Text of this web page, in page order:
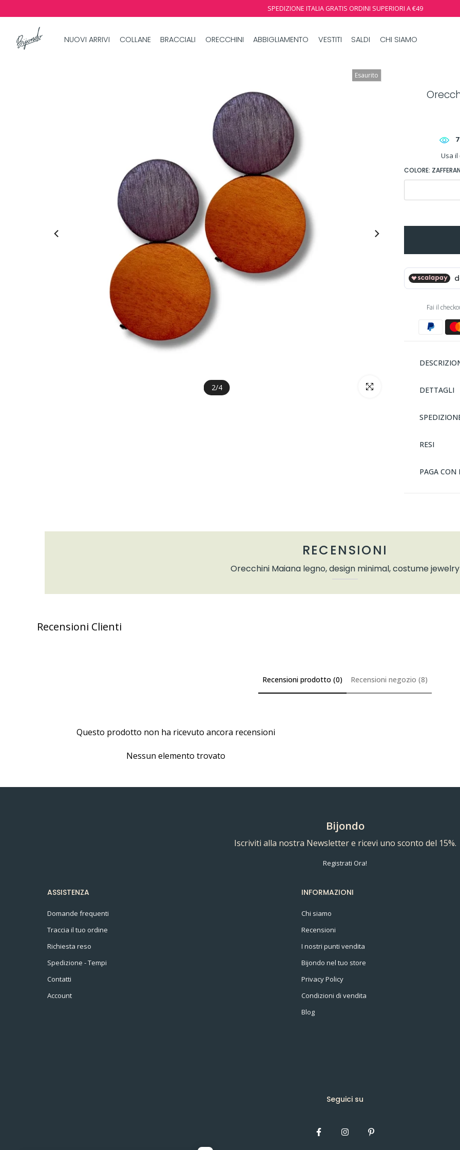
SPEDIZIONE ITALIA GRATIS ORDINI SUPERIORI A €49
NUOVI ARRIVI COLLANE BRACCIALI ORECCHINI ABBIGLIAMENTO VESTITI SALDI CHI SIAMO
2/4
Esaurito
clicca per ingrandire
7
Usa il
COLORE:
Fai il
DETTAGLI
RESI
PAGA CON
RECENSIONI
Orecchini Maiana legno, design minimal, costume jewelry
Recensioni Clienti
Recensioni prodotto (0) Recensioni negozio (8)
Questo prodotto non ha ricevuto ancora recensioni
Nessun elemento trovato
Bijondo
Iscriviti alla nostra Newsletter e ricevi uno sconto del 15%.
Registrati Ora!
ASSISTENZA
Domande frequenti
Traccia il tuo ordine
Richiesta reso
Spedizione - Tempi
Contatti
Account
INFORMAZIONI
Chi siamo
Recensioni
I nostri punti vendita
Bijondo nel tuo store
Privacy Policy
Condizioni di vendita
Blog
Seguici su